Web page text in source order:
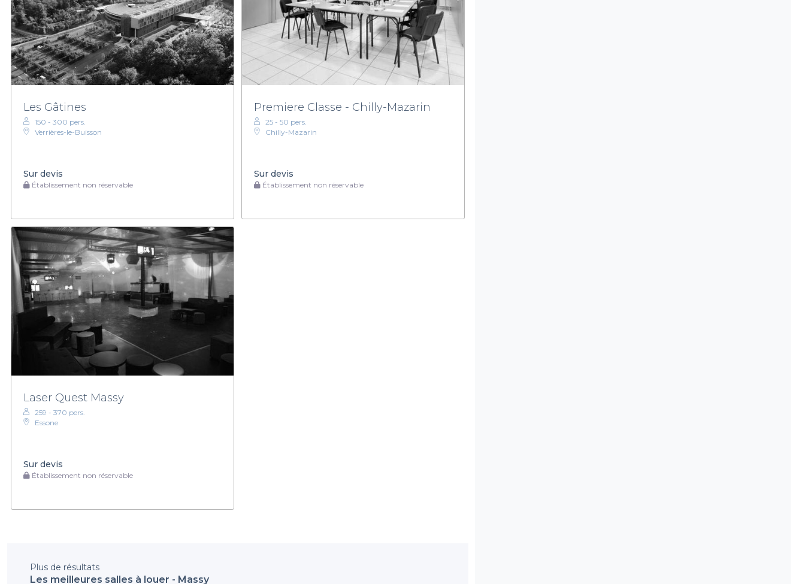
Les Gâtines
150 - 300 pers.
Verrières-le-Buisson
Sur devis
Établissement non réservable
Premiere Classe - Chilly-Mazarin
25 - 50 pers.
Chilly-Mazarin
Sur devis
Établissement non réservable
Laser Quest Massy
259 - 370 pers.
Essone
Sur devis
Établissement non réservable
Plus de résultats
Les meilleures salles à louer - Massy